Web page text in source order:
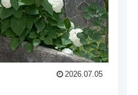
2026.07.05